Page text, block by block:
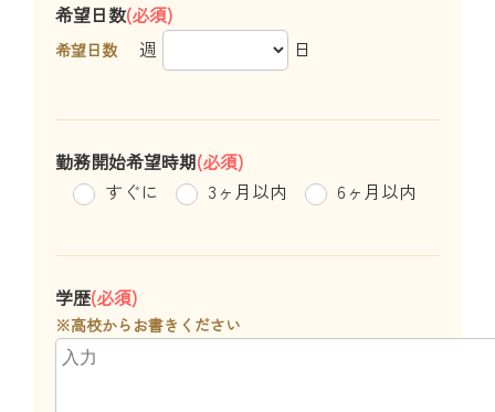
希望日数(必須)
希望日数 週 日
勤務開始希望時期(必須)
すぐに
3ヶ月以内 6ヶ月以内
学歴(必須)
※高校からお書きください